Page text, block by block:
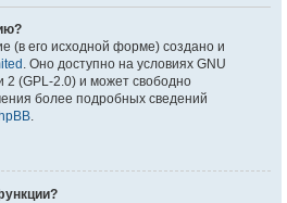
(в его исходной форме) создано и
. Оно доступно на условиях GNU
2 (GPL-2.0) и может свободно
более подробных сведений
.